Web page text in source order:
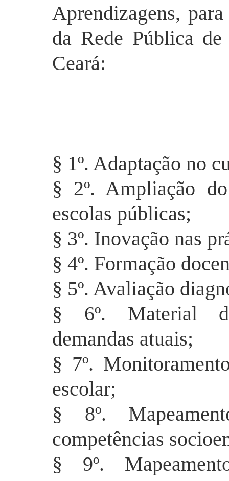
Aprendizagens,
da Rede Pública
Ceará:
§ 1º. Adaptação no
§ 2º. Ampliação
escolas públicas;
§ 3º. Inovação nas
§ 4º. Formação
§ 5º. Avaliação
§ 6º. Material
demandas atuais;
§ 7º.
escolar;
§ 8º.
competências
§ 9º.